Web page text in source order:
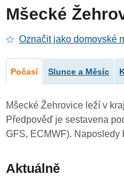
Mšecké
Označit jako domovské
Počasí Slunce a Měsíc
Mšecké Žehrovice leží v
Předpověď je sestavena
GFS, ECMWF). Naposledy
Aktuálně